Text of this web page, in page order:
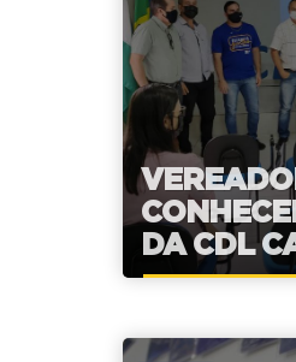
DA CDL